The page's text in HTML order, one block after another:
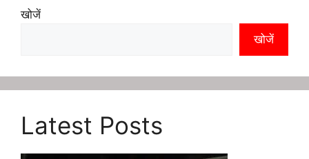
खोजें
खोजें
Latest Posts